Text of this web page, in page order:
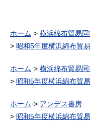
ホーム
横浜綿布貿易
昭和5年度横浜綿布貿
ホーム
横浜綿布貿易
昭和5年度横浜綿布貿
ホーム
アンデス書房
昭和5年度横浜綿布貿